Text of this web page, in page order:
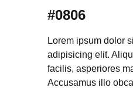
#0806
Lorem ipsum dolor
adipisicing elit.
facilis, asperiores
Accusamus illo